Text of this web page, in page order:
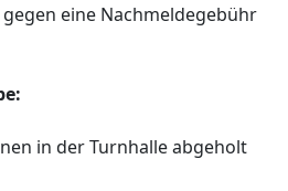
eine Nachmeldegebühr
in der Turnhalle abgeholt